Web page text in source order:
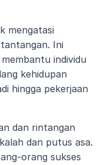
mengatasi
Ini
individu
kehidupan
hingga pekerjaan
dan rintangan
dan putus asa.
orang sukses